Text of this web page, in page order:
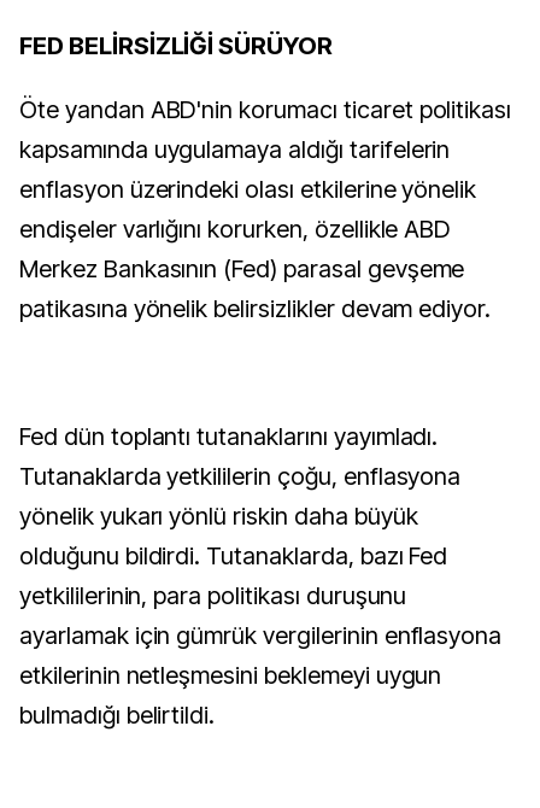
FED BELİRSİZLİĞİ SÜRÜYOR
Öte yandan ABD'nin korumacı ticaret politikası
kapsamında uygulamaya aldığı tarifelerin
enflasyon üzerindeki olası etkilerine yönelik
endişeler varlığını korurken, özellikle ABD
Merkez Bankasının (Fed) parasal gevşeme
patikasına yönelik belirsizlikler devam ediyor.
Fed dün toplantı tutanaklarını yayımladı.
Tutanaklarda yetkililerin çoğu, enflasyona
yönelik yukarı yönlü riskin daha büyük
olduğunu bildirdi. Tutanaklarda, bazı Fed
yetkililerinin, para politikası duruşunu
ayarlamak için gümrük vergilerinin enflasyona
etkilerinin netleşmesini beklemeyi uygun
bulmadığı belirtildi.